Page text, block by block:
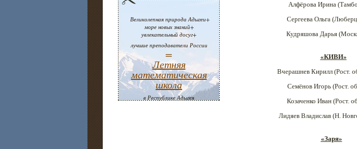
Великолепная природа Адыгеи+
море новых знаний+
увлекательный досуг+
лучшие преподаватели России
=
Летняя
математическая
школа
в Республике Адыгея
Алфёрова Ирина
Сергеева Ольга
Кудряшова Дарья
«КИВИ»
Вчерашнев Кирилл (Рост.
Семёнов Игорь (Рост.
Козаченко Иван (Рост.
Лидяев Владислав (Н.
«Заря»